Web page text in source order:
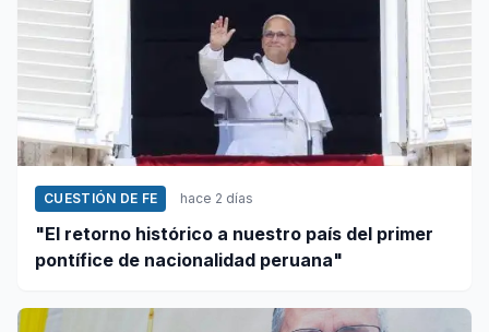
CUESTIÓN DE FE hace 2 días
"El retorno histórico a nuestro país del primer
pontífice de nacionalidad peruana"